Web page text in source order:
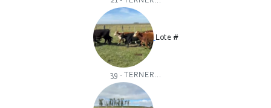
Lote #
39 - TERNER...